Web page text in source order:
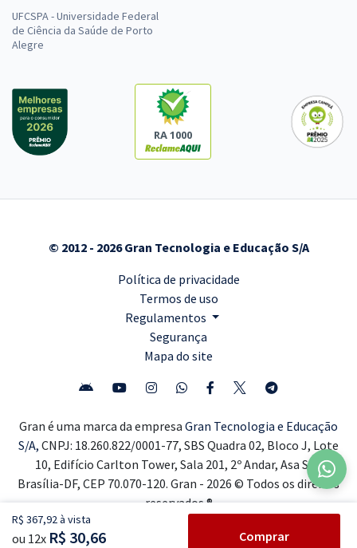
R$ 367,92 à vista
ou 12x R$ 30,66 Comprar
UFCSPA - Universidade Federal
de Ciência da Saúde de Porto
Alegre
RA 1000
© 2012 - 2026 Gran Tecnologia e Educação S/A
Política de privacidade
Termos de uso
Regulamentos
Segurança
Mapa do site
Gran é uma marca da empresa Gran Tecnologia e Educação
S/A, CNPJ: 18.260.822/0001-77, SBS Quadra 02, Bloco J, Lote
10, Edifício Carlton Tower, Sala 201, 2º Andar, Asa Sul,
Brasília-DF, CEP 70.070-120. Gran - 2026 © Todos os direitos
reservados ®